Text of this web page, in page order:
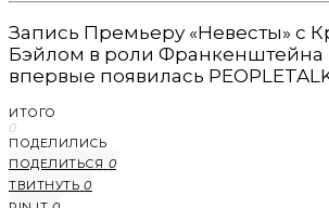
Запись Премьеру «Невесты» с
Бэйлом в роли Франкенштейна
впервые появилась
ИТОГО
0
ПОДЕЛИЛИСЬ
ПОДЕЛИТЬСЯ 0
ТВИТНУТЬ 0